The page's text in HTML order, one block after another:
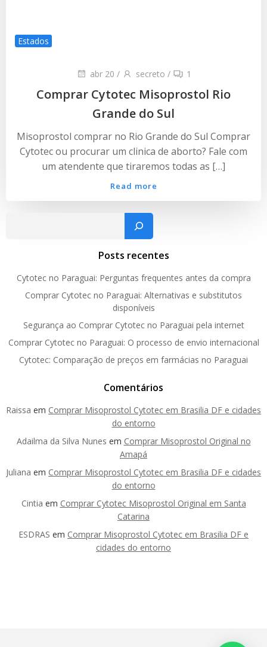
Estados
abr 20 / secreto / 1
Comprar Cytotec Misoprostol Rio
Grande do Sul
Misoprostol comprar no Rio Grande do Sul Comprar
Cytotec ou procurar um clinica de aborto? Fale com
um atendente que tiraremos todas as […]
Read more
Pesquisar
Posts recentes
Cytotec no Paraguai: Perguntas frequentes antes da compra
Comprar Cytotec no Paraguai: Alternativas e substitutos
disponíveis
Segurança ao Comprar Cytotec no Paraguai pela internet
Comprar Cytotec no Paraguai: O processo de envio internacional
Cytotec: Comparação de preços em farmácias no Paraguai
Comentários
Raissa em Comprar Misoprostol Cytotec em Brasilia DF e cidades
do entorno
Adailma da Silva Nunes em Comprar Misoprostol Original no
Amapá
Juliana em Comprar Misoprostol Cytotec em Brasilia DF e cidades
do entorno
Cintia em Comprar Cytotec Misoprostol Original em Santa
Catarina
ESDRAS em Comprar Misoprostol Cytotec em Brasilia DF e
cidades do entorno